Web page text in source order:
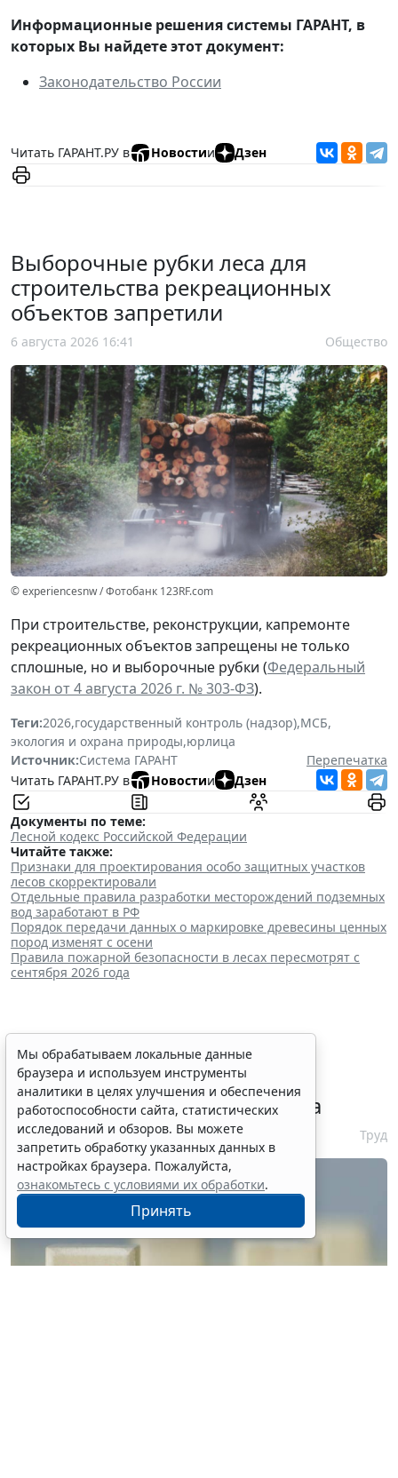
Информационные решения системы ГАРАНТ, в
которых Вы найдете этот документ:
Законодательство России
Читать ГАРАНТ.РУ в Новостии Дзен
Выборочные рубки леса для
строительства рекреационных
объектов запретили
6 августа 2026 16:41 Общество
© experiencesnw / Фотобанк 123RF.com
При строительстве, реконструкции, капремонте
рекреационных объектов запрещены не только
сплошные, но и выборочные рубки (Федеральный
закон от 4 августа 2026 г. № 303-ФЗ).
Теги:2026,государственный контроль (надзор),МСБ,
экология и охрана природы,юрлица
Источник:Система ГАРАНТ
Перепечатка
Читать ГАРАНТ.РУ в
Новостии Дзен
Документы по теме:
Лесной кодекс Российской Федерации
Читайте также:
Признаки для проектирования особо защитных участков
лесов скорректировали
Отдельные правила разработки месторождений подземных
вод заработают в РФ
Порядок передачи данных о маркировке древесины ценных
пород изменят с осени
Правила пожарной безопасности в лесах пересмотрят с
сентября 2026 года
Сервис автоматического
аннулирования патентов за
неуплату запустят с 10 августа
6 августа 2026 16:19 Труд
Мы обрабатываем локальные данные
браузера и используем инструменты
аналитики в целях улучшения и обеспечения
работоспособности сайта, статистических
исследований и обзоров. Вы можете
запретить обработку указанных данных в
настройках браузера. Пожалуйста,
ознакомьтесь с условиями их обработки.
Принять